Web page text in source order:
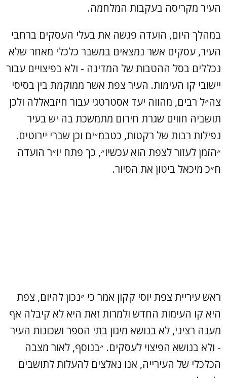
העיר מקריסה בעקבות המלחמה.
במהלך היום, הועדה פגשה את בעלי העסקים ברחבי
העיר, עסקים אשר נמצאים במשבר כלכלי מאחר שלא
נכללים בסל ההטבות של המדינה - ולא בפיצויים עבור
יישובי קו העימות. העיר צפת אשר ממוקמת בין בסיסי
צה״ל רבים, מהווה יעד אסטרטגי עבור חיזבאללה ולכן
תושביה חווים שגרת חירום מתמשכת בה יש בעיר
נפילות רבות של רקטות, כטבמ״ים וכן שברי יירוטים.
״הזמן לעזור לצפת הוא עכשיו״, כך פתח יו״ר הועדה
ח״כ מיכאל ביטון את הסיור.
ראש עיריית צפת יוסי קקון אמר כי ״נכון להיום, צפת
היא קו העימות החדש ולמרות זאת היא לא קיבלה אף
מענה רציני, לא בנושא מיגון בתי הספר ושכונות העיר
- ולא בנושא הפיצוי לעסקים. ״בנוסף, לאור מצבה
הכלכלי של העירייה, אנו נאלצים להעלות לתושבים